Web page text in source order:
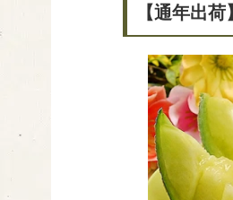
【通年出